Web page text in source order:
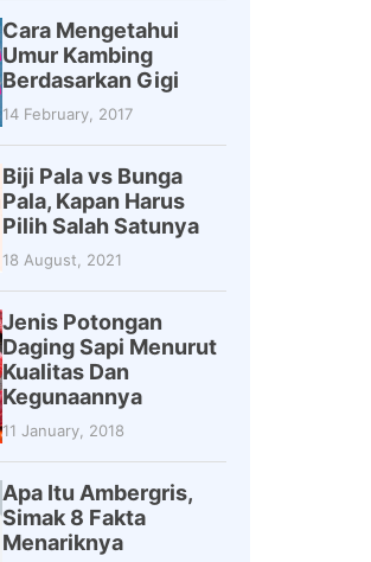
Cara Mengetahui
Umur Kambing
Berdasarkan Gigi
14 February, 2017
Biji Pala vs Bunga
Pala, Kapan Harus
Pilih Salah Satunya
18 August, 2021
Jenis Potongan
Daging Sapi Menurut
Kualitas Dan
Kegunaannya
11 January, 2018
Apa Itu Ambergris,
Simak 8 Fakta
Menariknya